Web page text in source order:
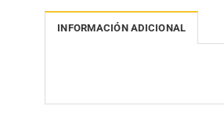
INFORMACIÓN ADICIONAL